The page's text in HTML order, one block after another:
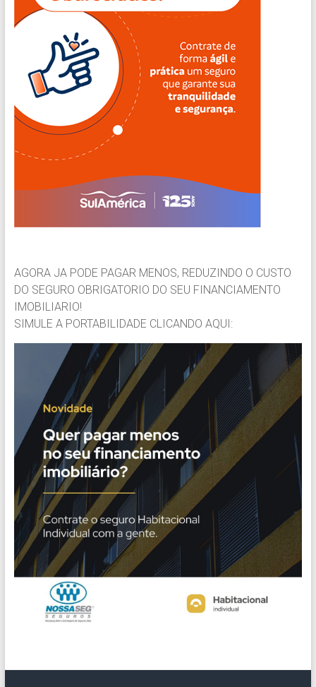
AGORA JA PODE PAGAR MENOS, REDUZINDO O CUSTO
DO SEGURO OBRIGATORIO DO SEU FINANCIAMENTO
IMOBILIARIO!
SIMULE A PORTABILIDADE CLICANDO AQUI: